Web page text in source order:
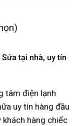
tại nhà, uy tín
tâm điện lạnh
uy tín hàng đầu
khách hàng chiếc